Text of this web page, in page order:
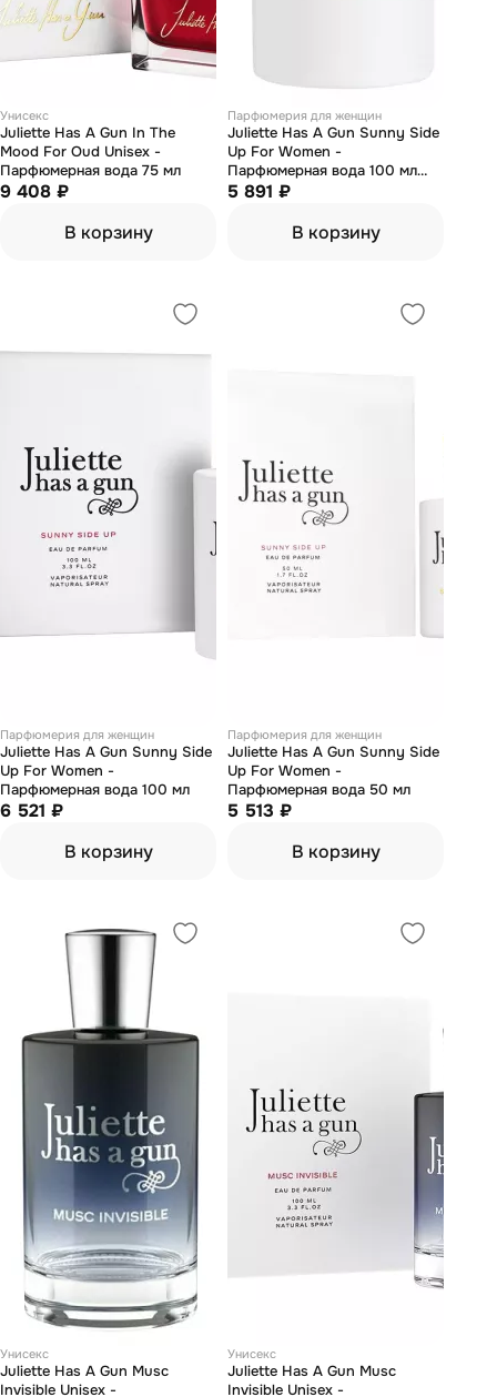
Унисекс
Juliette Has А Gun In The
Mood For Oud Unisex -
Парфюмерная вода 75 мл
9 408 ₽
В корзину
Парфюмерия для женщин
Juliette Has А Gun Sunny Side
Up For Women -
Парфюмерная вода 100 мл
(тестер)
5 891 ₽
В корзину
Парфюмерия для женщин
Juliette Has А Gun Sunny Side
Up For Women -
Парфюмерная вода 100 мл
6 521 ₽
В корзину
Парфюмерия для женщин
Juliette Has А Gun Sunny Side
Up For Women -
Парфюмерная вода 50 мл
5 513 ₽
В корзину
Унисекс
Juliette Has А Gun Musc
Invisible Unisex -
Унисекс
Juliette Has А Gun Musc
Invisible Unisex -